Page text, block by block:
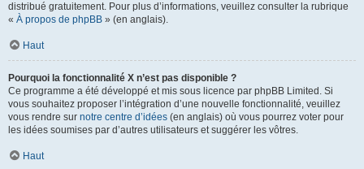
distribué gratuitement. Pour plus d’informations, veuillez consulter la rubrique
« À propos de phpBB » (en anglais).
Haut
Pourquoi la fonctionnalité X n’est pas disponible ?
Ce programme a été développé et mis sous licence par phpBB Limited. Si
vous souhaitez proposer l’intégration d’une nouvelle fonctionnalité, veuillez
vous rendre sur notre centre d’idées (en anglais) où vous pourrez voter pour
les idées soumises par d’autres utilisateurs et suggérer les vôtres.
Haut